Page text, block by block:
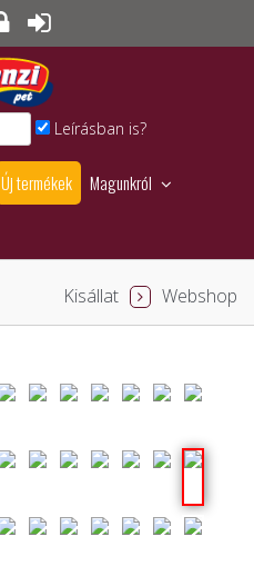
Leírásban is?
Új termékek
Magunkról
Webshop
Kisállat